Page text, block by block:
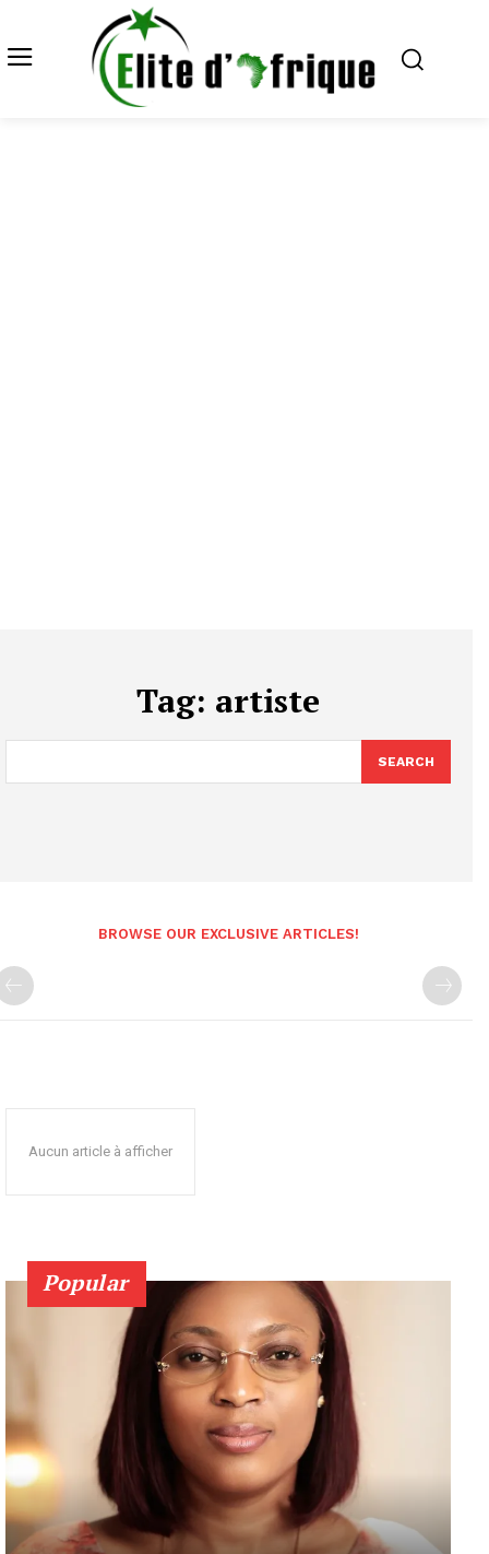
Tag: artiste
SEARCH
BROWSE OUR EXCLUSIVE ARTICLES!
Aucun article à afficher
Popular